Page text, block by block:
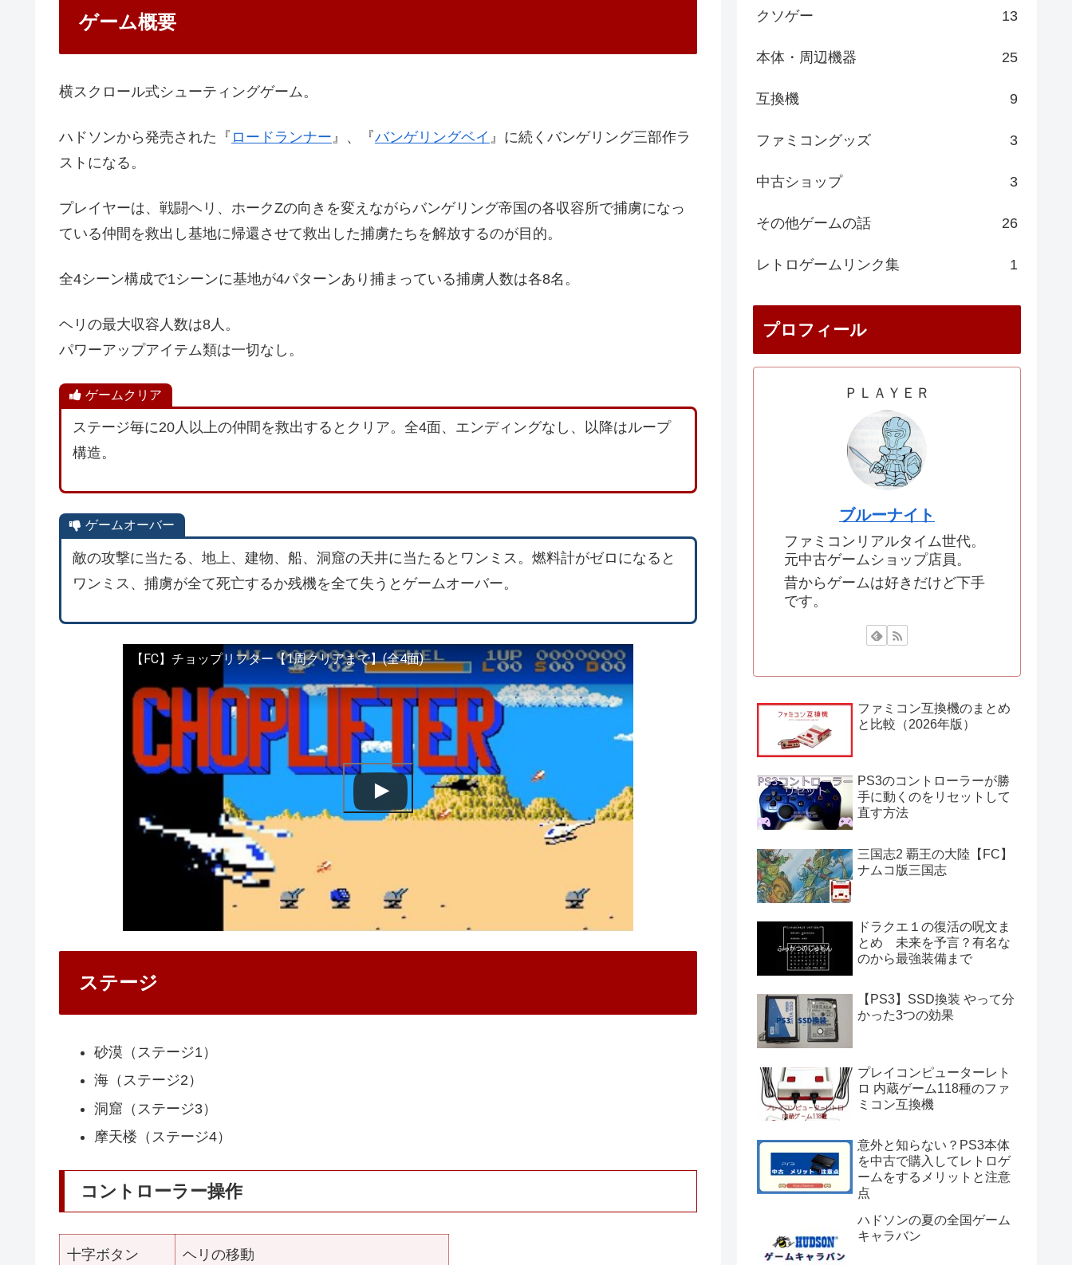
ゲーム概要
横スクロール式シューティングゲーム。
ハドソンから発売された『 ロードランナー 』、『バンゲリングベイ 』に続くバンゲリング三部作ラ
ストになる。
プレイヤーは、戦闘ヘリ、ホークZの向きを変えながらバンゲリング帝国の各収容所で捕虜になっ
ている仲間を救出し基地に帰還させて救出した捕虜たちを解放するのが目的。
全4シーン構成で1シーンに基地が4パターンあり捕まっている捕虜人数は各8名。
ヘリの最大収容人数は8人。
パワーアップアイテム類は一切なし。
ゲームクリア
ステージ毎に20人以上の仲間を救出するとクリア。全4面、エンディングなし、以降はループ
構造。
ゲームオーバー
敵の攻撃に当たる、地上、建物、船、洞窟の天井に当たるとワンミス。燃料計がゼロになると
ワンミス、捕虜が全て死亡するか残機を全て失うとゲームオーバー。
【FC】チョップリフター【1周クリアまで】(全4面)
ステージ
砂漠（ステージ1）
海（ステージ2）
洞窟（ステージ3）
摩天楼（ステージ4）
コントローラー操作
十字ボタン ヘリの移動
クソゲー 13
本体・周辺機器 25
互換機 9
ファミコングッズ 3
中古ショップ 3
その他ゲームの話 26
レトロゲームリンク集 1
プロフィール
ＰＬＡＹＥＲ
ブルーナイト
ファミコンリアルタイム世代。
元中古ゲームショップ店員。
昔からゲームは好きだけど下手
です。
ファミコン互換機のまとめ
と比較（2026年版）
PS3のコントローラーが勝
手に動くのをリセットして
直す方法
三国志2 覇王の大陸【FC】
ナムコ版三国志
ドラクエ１の復活の呪文ま
とめ 未来を予言？有名な
のから最強装備まで
【PS3】SSD換装 やって分
かった3つの効果
プレイコンピューターレト
ロ 内蔵ゲーム118種のファ
ミコン互換機
意外と知らない？PS3本体
を中古で購入してレトロゲ
ームをするメリットと注意
点
ハドソンの夏の全国ゲーム
キャラバン